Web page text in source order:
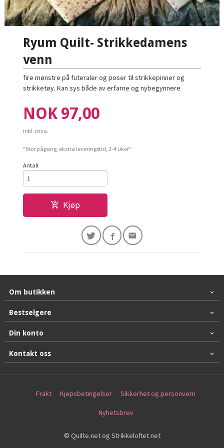
Ryum Quilt- Strikkedamens
venn
fire mønstre på futeraler og poser til strikkepinner og
strikketøy. Kan sys både av erfarne og nybegynnere
Pris
NOK 97,00
inkl. mva.
"Stor pågang, ekstra leveringstid, 2-4 uker"
Antall
Kjøp
Om butikken
Bestselgere
Din konto
Kontakt oss
Frakt Kjøpsbetingelser Sikkerhet og personvern
Nyhetsbrev
© Quilte.net og Strikkeloftet.net